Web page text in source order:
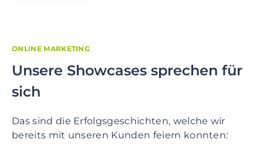
ONLINE MARKETING
Unsere Showcases sprechen für
sich
Das sind die Erfolgsgeschichten, welche wir
bereits mit unseren Kunden feiern konnten: